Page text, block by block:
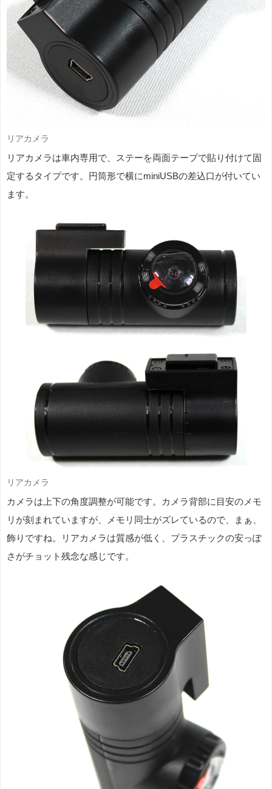
リアカメラ
リアカメラは車内専用で、ステーを両面テープで貼り付けて固
定するタイプです。円筒形で横にminiUSBの差込口が付いてい
ます。
リアカメラ
カメラは上下の角度調整が可能です。カメラ背部に目安のメモ
リが刻まれていますが、メモリ同士がズレているので、まぁ、
飾りですね。リアカメラは質感が低く、プラスチックの安っぽ
さがチョット残念な感じです。